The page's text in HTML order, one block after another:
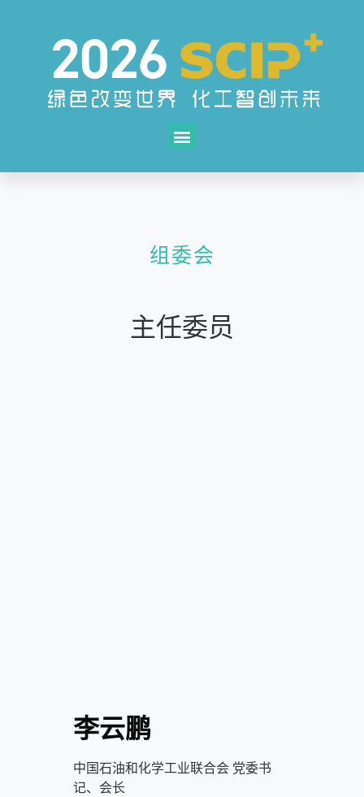
组委会
主任委员​
李云鹏
中国石油和化学工业联合会 党委书
记、会长